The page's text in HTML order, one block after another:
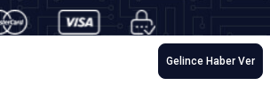
Gelince Haber Ver